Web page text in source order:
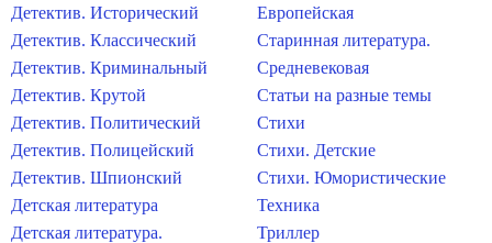
Детектив. Исторический
Детектив. Классический
Детектив. Криминальный
Детектив. Крутой
Детектив. Политический
Детектив. Полицейский
Детектив. Шпионский
Детская литература
Детская литература.
Европейская
Старинная литература.
Средневековая
Статьи на разные темы
Стихи
Стихи. Детские
Стихи. Юмористические
Техника
Триллер